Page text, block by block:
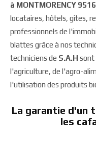
à MONTMORENCY
locataires, hôtels, gites,
professionnels de
blattes grâce à nos
techniciens de S.A.H sont
l'agriculture, de l'agro-
l'utilisation des produits
La garantie d'un
les